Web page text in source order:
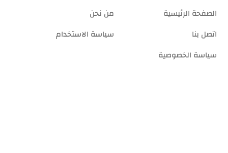
الصفحة الرئيسية
من نحن
اتصل بنا
سياسة الاستخدام
سياسة الخصوصية